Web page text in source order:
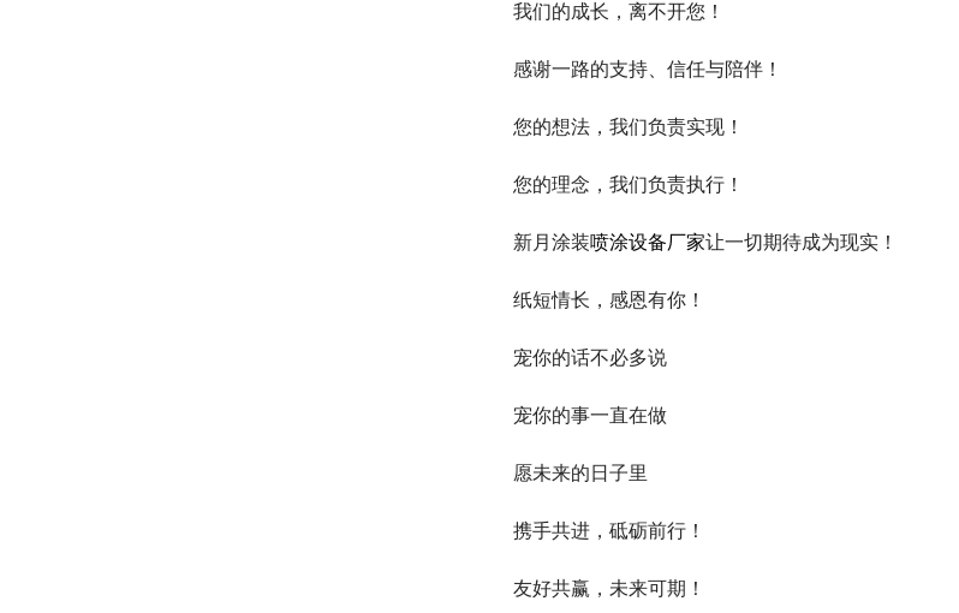
我们的成长，离不开您！
感谢一路的支持、信任与陪伴！
您的想法，我们负责实现！
您的理念，我们负责执行！
新月涂装喷涂设备厂家让一切期待成为现实！
纸短情长，感恩有你！
宠你的话不必多说
宠你的事一直在做
愿未来的日子里
携手共进，砥砺前行！
友好共赢，未来可期！